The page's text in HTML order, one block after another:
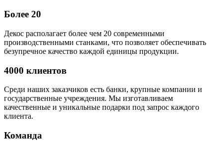
Более 20
Декос располагает более чем 20 современными
производственными станками, что позволяет обеспечивать
безупречное качество каждой единицы продукции.
4000 клиентов
Среди наших заказчиков есть банки, крупные компании и
государственные учреждения. Мы изготавливаем
качественные и уникальные подарки под запрос каждого
клиента.
Команда